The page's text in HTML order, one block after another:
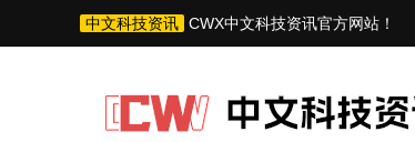
中文科技资讯 CWX中文科技资讯官方网站！